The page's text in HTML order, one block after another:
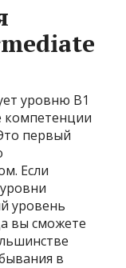
уровню B1
компетенции
первый
Если
уровень
вы сможете
в